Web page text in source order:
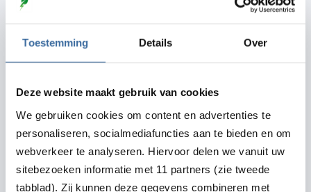
Toestemming Details Over
Deze website maakt gebruik van cookies
We gebruiken cookies om content en advertenties te
personaliseren, socialmediafuncties aan te bieden en om
webverkeer te analyseren. Hiervoor delen we vanuit uw
sitebezoeken informatie met 11 partners (zie tweede
tabblad). Zij kunnen deze gegevens combineren met
Telefoonnummer